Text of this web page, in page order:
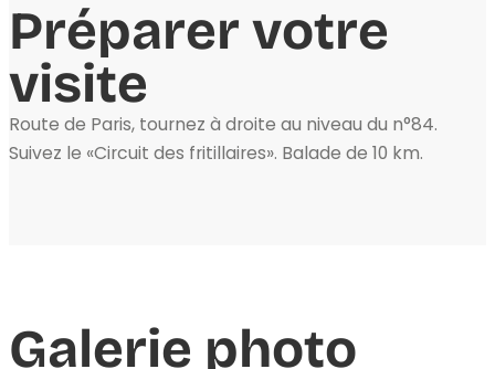
Préparer votre
visite
Route de Paris, tournez à droite au niveau du n°84.
Suivez le «Circuit des fritillaires». Balade de 10 km.
Galerie photo